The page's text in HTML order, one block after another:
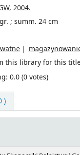
2004.
; summ. 24 cm
this library for this
0.0 (0 votes)
)